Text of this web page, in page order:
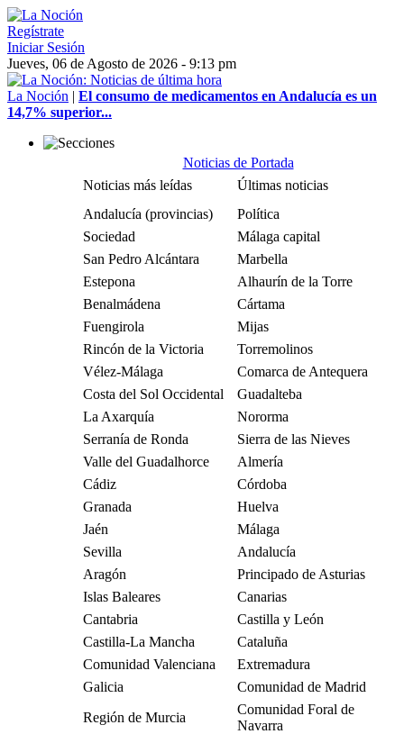
Regístrate
Iniciar Sesión
Jueves, 06 de Agosto de 2026 - 9:13 pm
La Noción | El consumo de medicamentos en Andalucía es un
14,7% superior...
Noticias de Portada
Noticias más leídas
Últimas noticias
Andalucía (provincias)
Política
Sociedad
Málaga capital
San Pedro Alcántara
Marbella
Estepona
Alhaurín de la Torre
Benalmádena
Cártama
Fuengirola
Mijas
Rincón de la Victoria
Torremolinos
Vélez-Málaga
Comarca de Antequera
Costa del Sol Occidental
Guadalteba
La Axarquía
Nororma
Serranía de Ronda
Sierra de las Nieves
Valle del Guadalhorce
Almería
Cádiz
Córdoba
Granada
Huelva
Jaén
Málaga
Sevilla
Andalucía
Aragón
Principado de Asturias
Islas Baleares
Canarias
Cantabria
Castilla y León
Castilla-La Mancha
Cataluña
Comunidad Valenciana
Extremadura
Galicia
Comunidad de Madrid
Región de Murcia
Comunidad Foral de
Navarra